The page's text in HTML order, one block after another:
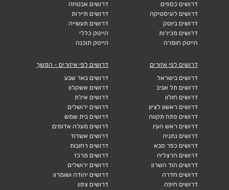
דרושים כספים
דרושים לוגיסטיקה
דרושים ביוטק
דרושים מכירות
הייטק חומרה
דרושים אבטחה
דרושים תיירות
דרושים תעשייה
הייטק כללי
הייטק תוכנה
דרושים לפי אזורים
דרושים בישראל
דרושים תל אביב
דרושים חולון
דרושים ראשון לציון
דרושים פתח תקווה
דרושים ראש העין
דרושים נתניה
דרושים כפר סבא
דרושים הרצליה
דרושים הוד השרון
דרושים חדרה
דרושים חיפה
דרושים לפי איזורים - המשך
דרושים באר שבע
דרושים אשקלון
דרושים אילת
דרושים ירושלים
דרושים בית שמש
דרושים מעלה אדומים
דרושים אשדוד
דרושים רחובות
דרושים מרכז
דרושים ירושלים
דרושים יהודה ושומרון
דרושים צפון